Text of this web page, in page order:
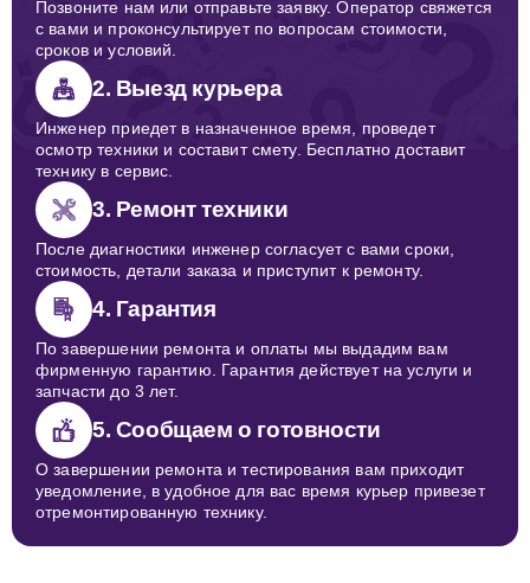
Позвоните нам или отправьте заявку. Оператор свяжется
с вами и проконсультирует по вопросам стоимости,
сроков и условий.
2. Выезд курьера
Инженер приедет в назначенное время, проведет
осмотр техники и составит смету. Бесплатно доставит
технику в сервис.
3. Ремонт техники
После диагностики инженер согласует с вами сроки,
стоимость, детали заказа и приступит к ремонту.
4. Гарантия
По завершении ремонта и оплаты мы выдадим вам
фирменную гарантию. Гарантия действует на услуги и
запчасти до 3 лет.
5. Сообщаем о готовности
О завершении ремонта и тестирования вам приходит
уведомление, в удобное для вас время курьер привезет
отремонтированную технику.